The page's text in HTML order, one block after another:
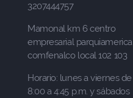
3207444757
Mamonal km 6 centro
empresarial parquiamerica
comfenalco local 102 103
Horario: lunes a viernes de
8:00 a 4:45 p.m. y sábados